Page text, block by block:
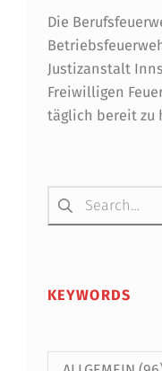
Die
Justizanstalt
Freiwilligen
täglich bereit zu
Suchen nach:
KEYWORDS